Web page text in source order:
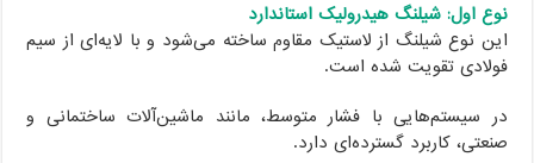
اول: شیلنگ هیدرولیک استاندارد
نوع شیلنگ از لاستیک مقاوم ساخته می‌شود و با لایه‌ای از سیم
تقویت شده است.
سیستم‌هایی با فشار متوسط، مانند ماشین‌آلات ساختمانی و
کاربرد گسترده‌ای دارد.